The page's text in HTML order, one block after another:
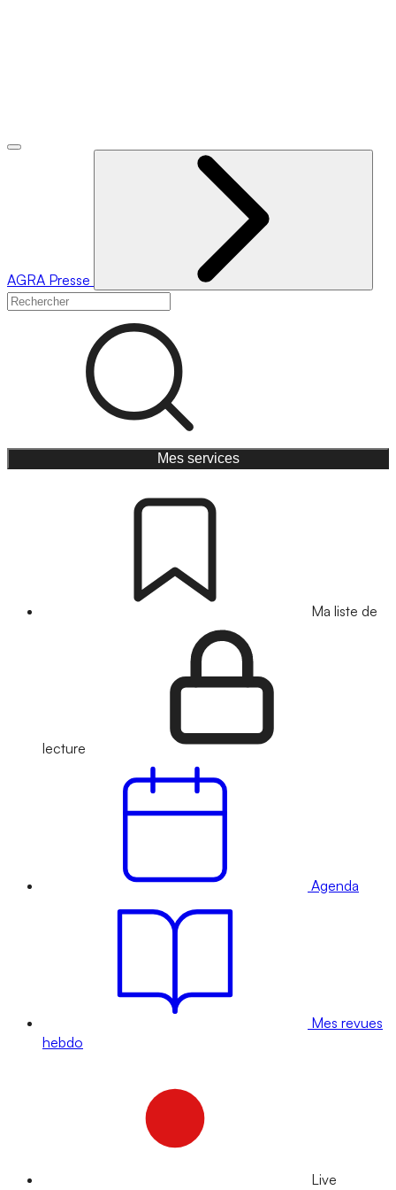
AGRA Presse
Mes services
Ma liste de
lecture
Agenda
Mes revues
hebdo
Live